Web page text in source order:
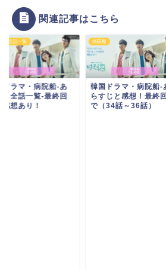
関連記事はこちら
じ全話一覧
ドラマ・病院船-あ
じ全話一覧-最終回
感想あり！
病院船
韓国ドラマ・病院船-
らすじと感想！最終
で（34話～36話）